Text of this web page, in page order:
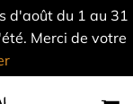
d'août du 1 au 31
Merci de votre